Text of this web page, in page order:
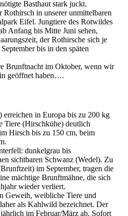
Basthaut stark juckt.
in unserer unmittelbaren
Eifel. Jungtiere des Rotwildes
Anfang bis Mitte Juni sehen,
der Rothirsche sich je
bis in den späten
Brunftnacht im Oktober, wenn wir
geöffnet haben….
erreichen in Europa bis zu 200 kg
Tiere (Hirschkühe) deutlich
Hirsch bis zu 150 cm, beim
dunkelgrau bis
sichtbaren Schwanz (Wedel). Zu
im September, tragen die
mächtige Brunftmähne, die sich
wieder verliert.
Geweih, weibliche Tiere und
als Kahlwild bezeichnet. Der
im Februar/März ab. Sofort